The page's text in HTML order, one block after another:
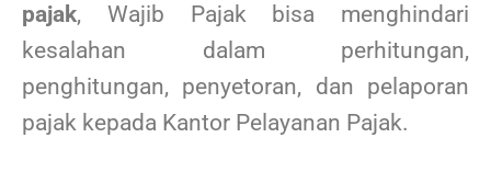
pajak, Wajib Pajak bisa menghindari
kesalahan dalam perhitungan,
penghitungan, penyetoran, dan pelaporan
pajak kepada Kantor Pelayanan Pajak.